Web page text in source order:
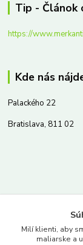
Tip - Článok
https://
Kde nás
Palackého 22
Bratislava, 811 02
www.merkantil.sk
Milí klienti, aby
maliarske a